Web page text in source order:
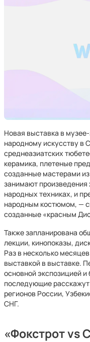
Новая выставка в
народному искусству в
среднеазиатских
керамика, плетеные
созданные мастерами
занимают
народных техниках, и
народным костюмом, —
созданные «красным
Также запланирована
лекции, кинопоказы,
Раз в несколько
выставкой в выставке.
основной экспозицией
последующие
регионов России,
СНГ.
«Фокстрот vs